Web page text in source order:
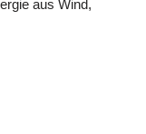
aus Wind,